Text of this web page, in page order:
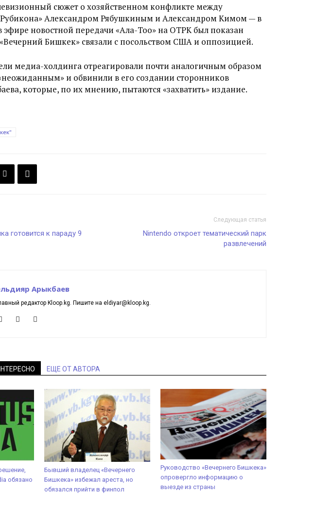
сюжет о хозяйственном конфликте между
Александром Рябушкиным и Александром Кимом — в
эфире новостной передачи «Ала-Тоо» на ОТРК был показан
Бишкек» связали с посольством США и оппозицией.
медиа-холдинга отреагировали почти аналогичным образом
и обвинили в его создании сторонников
которые, по их мнению, пытаются «захватить» издание.
готовится к параду 9
Следующая статья
Nintendo откроет тематический парк
развлечений
Арыкбаев
редактор Kloop.kg. Пишите на eldiyar@kloop.kg.
ЕЩЕ ОТ АВТОРА
обязано
Бывший владелец «Вечернего
Бишкека» избежал ареста, но
обязался прийти в финпол
Руководство «Вечернего Бишкека»
опровергло информацию о
выезде из страны